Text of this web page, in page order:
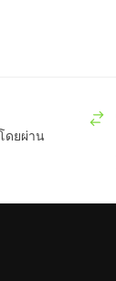
ดยผ่าน